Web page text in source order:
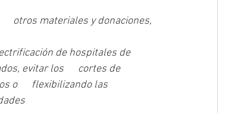
otros materiales y donaciones,
de hospitales de
evitar los      cortes de
o      flexibilizando las